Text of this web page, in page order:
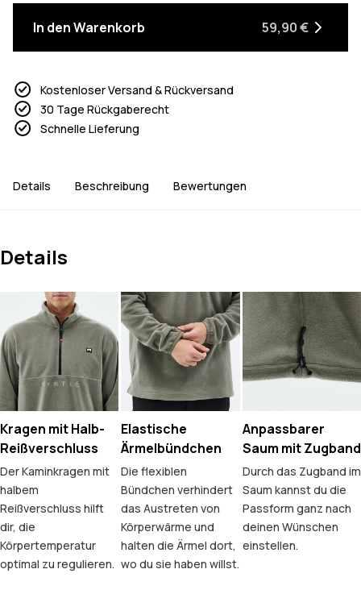
In den Warenkorb 59,90 €
Kostenloser Versand & Rückversand
30 Tage Rückgaberecht
Schnelle Lieferung
Details Beschreibung Bewertungen
Details
Kragen mit Halb-
Reißverschluss
Der Kaminkragen mit
halbem
Reißverschluss hilft
dir, die
Körpertemperatur
optimal zu regulieren.
Elastische
Ärmelbündchen
Die flexiblen
Bündchen verhindert
das Austreten von
Körperwärme und
halten die Ärmel dort,
wo du sie haben willst.
Anpassbarer
Saum mit Zugband
Durch das Zugband im
Saum kannst du die
Passform ganz nach
deinen Wünschen
einstellen.